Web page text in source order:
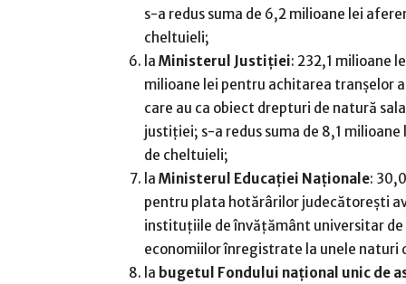
s-a redus suma de 6,2 milioane lei
cheltuieli;
la Ministerul Justiţiei: 232,1 milioane
milioane lei pentru achitarea tranşelor
care au ca obiect drepturi de natură
justiţiei; s-a redus suma de 8,1
de cheltuieli;
la Ministerul Educaţiei Naţionale:
pentru plata hotărârilor judecătoreşti
instituţiile de învăţământ universitar
economiilor înregistrate la unele naturi
la bugetul Fondului naţional unic de